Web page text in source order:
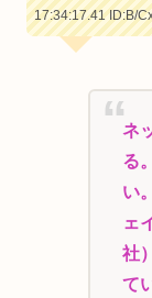
17:34:17.41ID:B/
ネ
る
い
ェ
社
て